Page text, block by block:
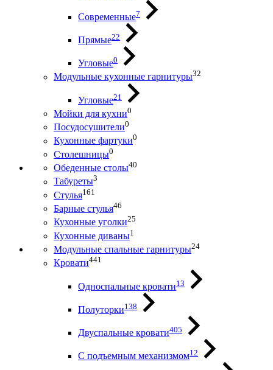
Современные7
Прямые22
Угловые0
Модульные кухонные гарнитуры32
Угловые21
Мойки для кухни0
Посудосушители0
Кухонные фартуки0
Столешницы0
Обеденные столы40
Табуреты3
Стулья161
Барные стулья46
Кухонные уголки25
Кухонные диваны1
Модульные спальные гарнитуры24
Кровати441
Односпальные кровати13
Полуторки138
Двуспальные кровати405
С подъемным механизмом12